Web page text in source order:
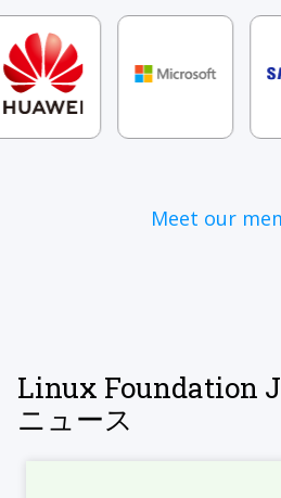
Meet our
Linux Foundation
ニュース